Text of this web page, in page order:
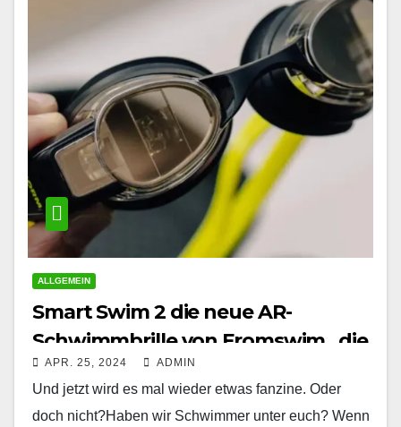
ALLGEMEIN
Smart Swim 2 die neue AR-
Schwimmbrille von Fromswim , die
aufs Glas projiziert
APR. 25, 2024 ADMIN
Und jetzt wird es mal wieder etwas fanzine. Oder
doch nicht?Haben wir Schwimmer unter euch? Wenn